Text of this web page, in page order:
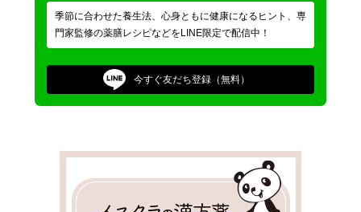
季節に合わせた養生法、心身ともに健康になるヒント、専
門家監修の薬膳レシピなどをLINE限定で配信中！
今すぐ友だち登録（無料）